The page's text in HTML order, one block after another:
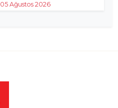
05 Ağustos 2026